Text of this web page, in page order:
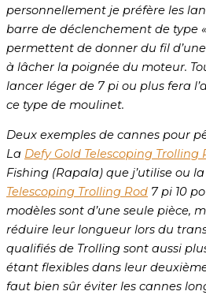
personnellement je préfère les
barre de déclenchement de type
permettent de donner du fil
à lâcher la poignée du moteur.
lancer léger de 7 pi ou plus fera
ce type de moulinet.
Deux exemples de cannes pour
La Defy Gold Telescoping Trolling
Fishing (Rapala) que j’utilise ou la
Telescoping Trolling Rod 7 pi 10
modèles sont d’une seule pièce,
réduire leur longueur lors du
qualifiés de Trolling sont aussi
étant flexibles dans leur
faut bien sûr éviter les cannes